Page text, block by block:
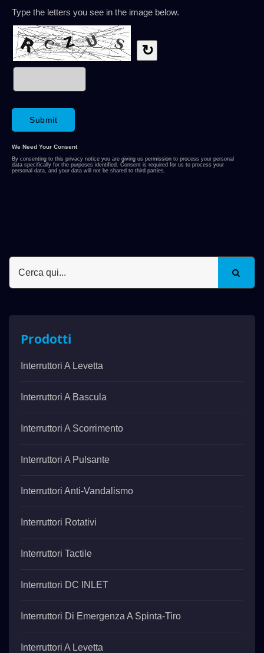
Prodotti
Interruttori A Levetta
Interruttori A Bascula
Interruttori A Scorrimento
Interruttori A Pulsante
Interruttori Anti-Vandalismo
Interruttori Rotativi
Interruttori Tactile
Interruttori DC INLET
Interruttori Di Emergenza A Spinta-Tiro
Interruttori A Levetta